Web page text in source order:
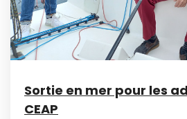
Sortie en mer pour les
CEAP